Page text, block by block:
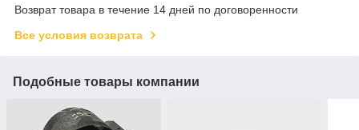
Возврат товара в течение 14 дней по договоренности
Все условия возврата
Подобные товары компании